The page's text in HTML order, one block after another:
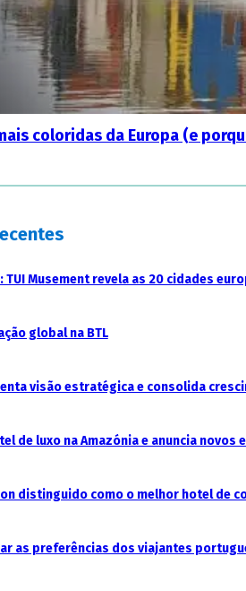
coloridas da Europa (e
TUI Musement revela as 20 cidades
global na BTL
visão estratégica e consolida
de luxo na Amazónia e anuncia
distinguido como o melhor hotel de
as preferências dos viajantes